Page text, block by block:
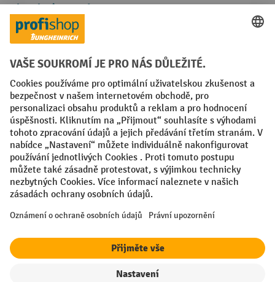
Platební metody
Faktura
Sociální sítě
Facebook
YouTube
LinkedIn
VODP Otisk
Prohlášení o ochraně osobních údajů
Nastavení ochrany osobních údajů
All prices excl. VAT plus shipping costs and possible delivery charges,
if not stated otherwise.